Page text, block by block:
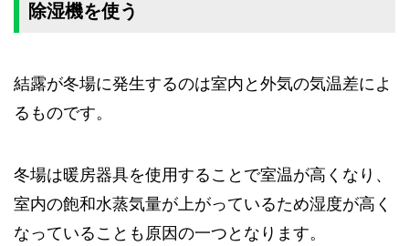
除湿機を使う
結露が冬場に発生するのは室内と外気の気温差によ
るものです。
冬場は暖房器具を使用することで室温が高くなり、
室内の飽和水蒸気量が上がっているため湿度が高く
なっていることも原因の一つとなります。